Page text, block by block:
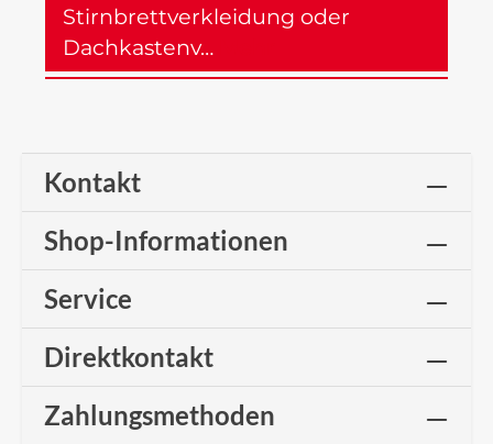
Stirnbrettverkleidung oder
Dachkastenv…
Kontakt
Shop-Informationen
Service
Direktkontakt
Zahlungsmethoden